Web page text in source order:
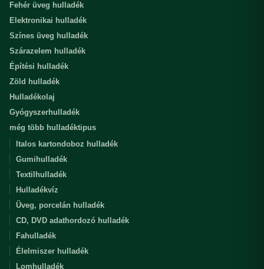
Fehér üveg hulladék
Elektronikai hulladék
Színes üveg hulladék
Szárazelem hulladék
Építési hulladék
Zöld hulladék
Hulladékolaj
Gyógyszerhulladék
még több hulladéktipus
Italos kartondoboz hulladék
Gumihulladék
Textilhulladék
Hulladékvíz
Üveg, porcelán hulladék
CD, DVD adathordozó hulladék
Fahulladék
Élelmiszer hulladék
Lomhulladék